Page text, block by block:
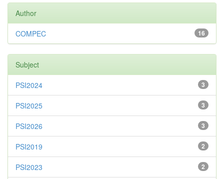
Author
16
COMPEC
Subject
3
PSI2024
3
PSI2025
3
PSI2026
2
PSI2019
2
PSI2023